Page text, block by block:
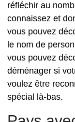
réfléchir au
connaissez et
vous pouvez
le nom de
vous pouvez
déménager si
voulez être
spécial là-bas.